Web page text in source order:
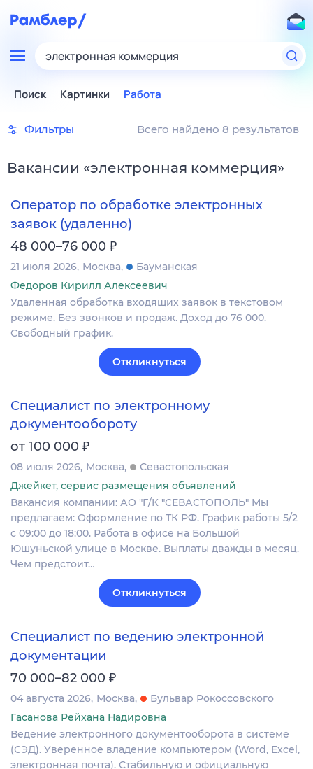
электронная коммерция
Поиск Картинки Работа
Фильтры Всего найдено 8 результатов
Вакансии «электронная коммерция»
Оператор по обработке электронных
заявок (удаленно)
48 000–76 000 ₽
21 июля 2026 Москва
Бауманская
Федоров Кирилл Алексеевич
Удаленная обработка входящих заявок в текстовом
режиме. Без звонков и продаж. Доход до 76 000.
Свободный график.
Откликнуться
Специалист по электронному
документообороту
от 100 000 ₽
08 июля 2026 Москва
Севастопольская
Джейкет, сервис размещения объявлений
Вакансия компании: АО "Г/К "СЕВАСТОПОЛЬ" Мы
предлагаем: Оформление по ТК РФ. График работы 5/2
с 09:00 до 18:00. Работа в офисе на Большой
Юшуньской улице в Москве. Выплаты дважды в месяц.
Чем предстоит…
Откликнуться
Специалист по ведению электронной
документации
70 000–82 000 ₽
04 августа 2026 Москва
Бульвар Рокоссовского
Гасанова Рейхана Надировна
Ведение электронного документооборота в системе
(СЭД). Уверенное владение компьютером (Word, Excel,
электронная почта). Стабильную и официальную